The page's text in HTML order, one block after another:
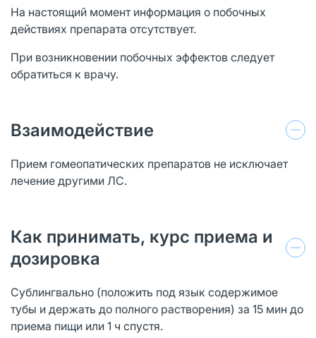
На настоящий момент информация о побочных
действиях препарата отсутствует.
При возникновении побочных эффектов следует
обратиться к врачу.
Взаимодействие
Прием гомеопатических препаратов не исключает
лечение другими ЛС.
Как принимать, курс приема и
дозировка
Сублингвально (положить под язык содержимое
тубы и держать до полного растворения) за 15 мин до
приема пищи или 1 ч спустя.